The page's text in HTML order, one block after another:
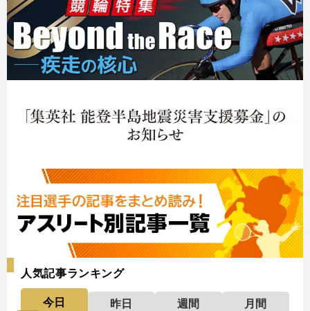
人気記事ランキング
今日 昨日 週間
月間